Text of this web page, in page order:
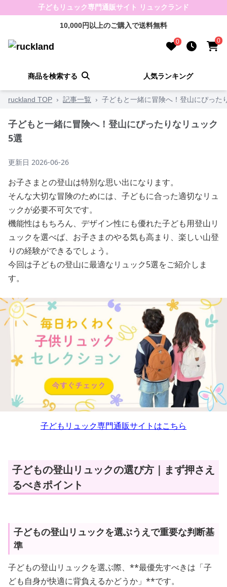
子どもリュック専門通販サイト リュックランド
10,000円以上のご購入で送料無料
0 0
商品を検索する 人気ランキング
ruckland TOP › 記事一覧 › 子どもと一緒に冒険へ！登山にぴった
子どもと一緒に冒険へ！登山にぴったりなリュック
5選
更新日 2026-06-26
お子さまとの登山は特別な思い出になります。
そんな大切な冒険のためには、子どもに合った適切なリュ
ックが必要不可欠です。
機能性はもちろん、デザイン性にも優れた子ども用登山リ
ュックを選べば、お子さまのやる気も高まり、楽しい山登
りの経験ができるでしょう。
今回は子どもの登山に最適なリュック5選をご紹介しま
す。
子どもリュック専門通販サイトはこちら
子どもの登山リュックの選び方｜まず押さえ
るべきポイント
子どもの登山リュックを選ぶうえで重要な判断基
準
子どもの登山リュックを選ぶ際、**最優先すべきは「子
ども自身が快適に背負えるかどうか」**です。